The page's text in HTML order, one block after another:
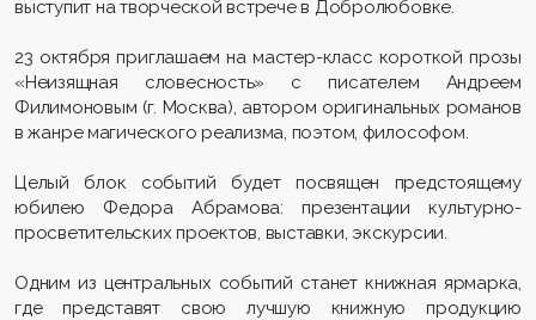
выступит на творческой встрече в Добролюбовке.
23 октября приглашаем на мастер-класс короткой прозы
«Неизящная словесность» с писателем Андреем
Филимоновым (г. Москва), автором оригинальных романов
в жанре магического реализма, поэтом, философом.
Целый блок событий будет посвящен предстоящему
юбилею Федора Абрамова: презентации культурно-
просветительских проектов, выставки, экскурсии.
Одним из центральных событий станет книжная ярмарка,
где представят свою лучшую книжную продукцию